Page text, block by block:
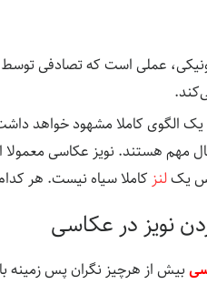
عملی است که تصادفی
یک الگوی کاملا مشهود خواهد
مهم هستند. نویز عکاسی معمولا
یکلنز کاملا سیاه نیست. هر
نویز در عکاسی
بیش از هرچیز نگران پس زمینه